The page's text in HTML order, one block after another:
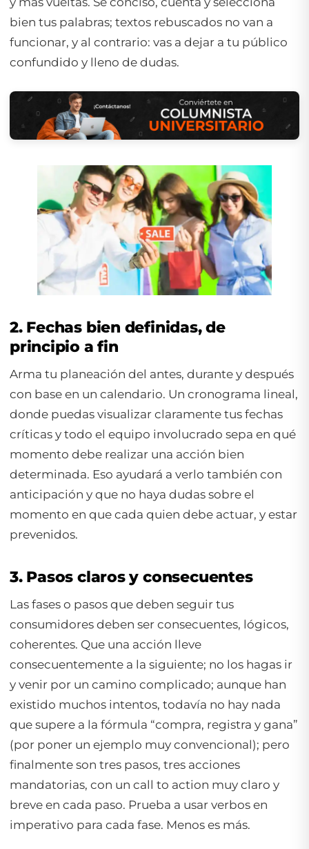
bien tus palabras; textos rebuscados no van a
funcionar, y al contrario: vas a dejar a tu público
confundido y lleno de dudas.
2. Fechas bien definidas, de
principio a fin
Arma tu planeación del antes, durante y después
con base en un calendario. Un cronograma lineal,
donde puedas visualizar claramente tus fechas
críticas y todo el equipo involucrado sepa en qué
momento debe realizar una acción bien
determinada. Eso ayudará a verlo también con
anticipación y que no haya dudas sobre el
momento en que cada quien debe actuar, y estar
prevenidos.
3. Pasos claros y consecuentes
Las fases o pasos que deben seguir tus
consumidores deben ser consecuentes, lógicos,
coherentes. Que una acción lleve
consecuentemente a la siguiente; no los hagas ir
y venir por un camino complicado; aunque han
existido muchos intentos, todavía no hay nada
que supere a la fórmula “compra, registra y gana”
(por poner un ejemplo muy convencional); pero
finalmente son tres pasos, tres acciones
mandatorias, con un call to action muy claro y
breve en cada paso. Prueba a usar verbos en
imperativo para cada fase. Menos es más.